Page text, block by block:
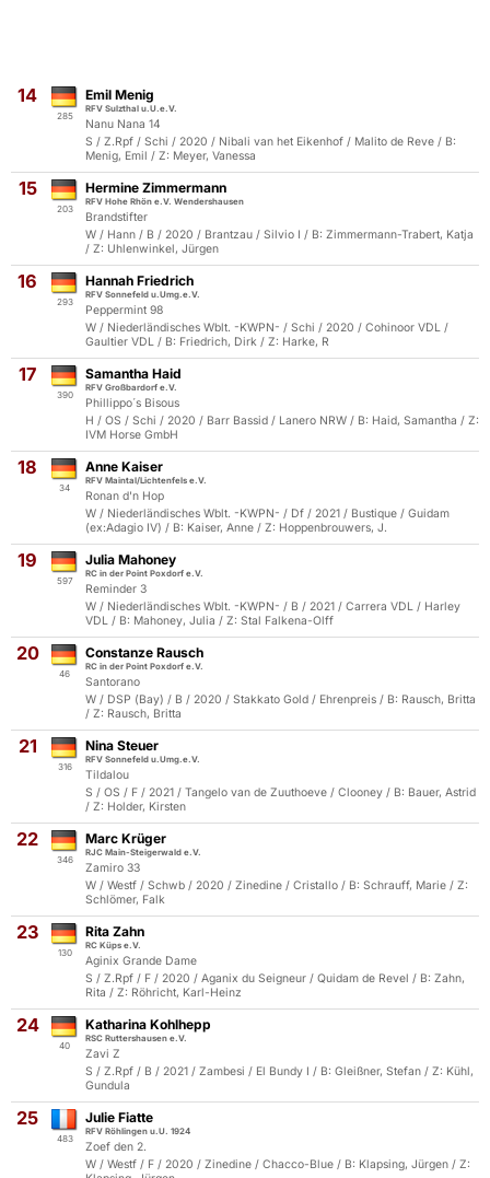
14
285
Emil Menig
RFV Sulzthal u.U.e.V.
Nanu Nana 14
S / Z.Rpf / Schi / 2020 / Nibali van het Eikenhof / Malito de Reve / B:
Menig, Emil / Z: Meyer, Vanessa
15
203
Hermine Zimmermann
RFV Hohe Rhön e.V. Wendershausen
Brandstifter
W / Hann / B / 2020 / Brantzau / Silvio I / B: Zimmermann-Trabert, Katja
/ Z: Uhlenwinkel, Jürgen
16
293
Hannah Friedrich
RFV Sonnefeld u.Umg.e.V.
Peppermint 98
W / Niederländisches Wblt. -KWPN- / Schi / 2020 / Cohinoor VDL /
Gaultier VDL / B: Friedrich, Dirk / Z: Harke, R
17
390
Samantha Haid
RFV Großbardorf e.V.
Phillippo´s Bisous
H / OS / Schi / 2020 / Barr Bassid / Lanero NRW / B: Haid, Samantha / Z:
IVM Horse GmbH
18
34
Anne Kaiser
RFV Maintal/Lichtenfels e.V.
Ronan d'n Hop
W / Niederländisches Wblt. -KWPN- / Df / 2021 / Bustique / Guidam
(ex:Adagio IV) / B: Kaiser, Anne / Z: Hoppenbrouwers, J.
19
597
Julia Mahoney
RC in der Point Poxdorf e.V.
Reminder 3
W / Niederländisches Wblt. -KWPN- / B / 2021 / Carrera VDL / Harley
VDL / B: Mahoney, Julia / Z: Stal Falkena-Olff
20
46
Constanze Rausch
RC in der Point Poxdorf e.V.
Santorano
W / DSP (Bay) / B / 2020 / Stakkato Gold / Ehrenpreis / B: Rausch, Britta
/ Z: Rausch, Britta
21
316
Nina Steuer
RFV Sonnefeld u.Umg.e.V.
Tildalou
S / OS / F / 2021 / Tangelo van de Zuuthoeve / Clooney / B: Bauer, Astrid
/ Z: Holder, Kirsten
22
346
Marc Krüger
RJC Main-Steigerwald e.V.
Zamiro 33
W / Westf / Schwb / 2020 / Zinedine / Cristallo / B: Schrauff, Marie / Z:
Schlömer, Falk
23
130
Rita Zahn
RC Küps e.V.
Aginix Grande Dame
S / Z.Rpf / F / 2020 / Aganix du Seigneur / Quidam de Revel / B: Zahn,
Rita / Z: Röhricht, Karl-Heinz
24
40
Katharina Kohlhepp
RSC Ruttershausen e.V.
Zavi Z
S / Z.Rpf / B / 2021 / Zambesi / El Bundy I / B: Gleißner, Stefan / Z: Kühl,
Gundula
25
483
Julie Fiatte
RFV Röhlingen u.U. 1924
Zoef den 2.
W / Westf / F / 2020 / Zinedine / Chacco-Blue / B: Klapsing, Jürgen / Z: